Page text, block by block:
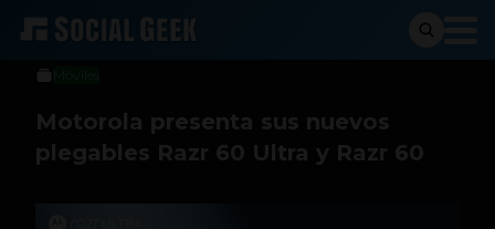
Sergio Ramos
24 de abril de 2025
Motorola presenta sus nuevos
plegables Razr 60 Ultra y Razr 60